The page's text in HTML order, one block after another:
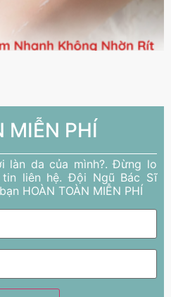
MIỄN PHÍ
làn da của mình?. Đừng lo
liên hệ. Đội Ngũ Bác Sĩ
HOÀN TOÀN MIỄN PHÍ